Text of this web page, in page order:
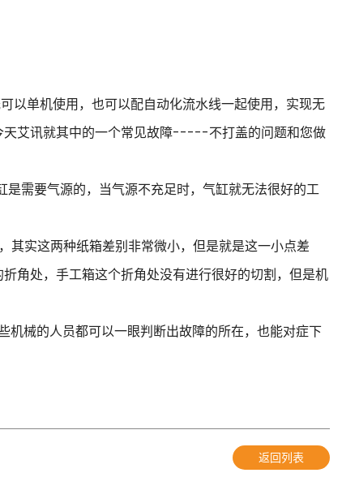
以单机使用，也可以配自动化流水线一起使用，实现无
天艾讯就其中的一个常见故障-----不打盖的问题和您做
需要气源的，当气源不充足时，气缸就无法很好的工
其实这两种纸箱差别非常微小，但是就是这一小点差
角处，手工箱这个折角处没有进行很好的切割，但是机
机械的人员都可以一眼判断出故障的所在，也能对症下
返回列表